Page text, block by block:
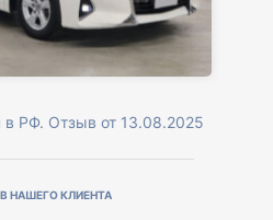
в РФ. Отзыв от 13.08.2025
НАШЕГО КЛИЕНТА